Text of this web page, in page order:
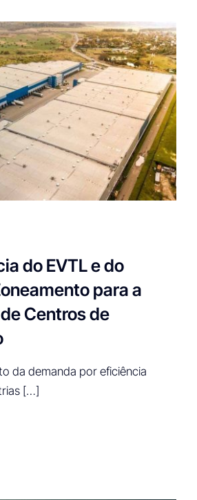
do EVTL e do
para a
Centros de
da demanda por eficiência
[…]